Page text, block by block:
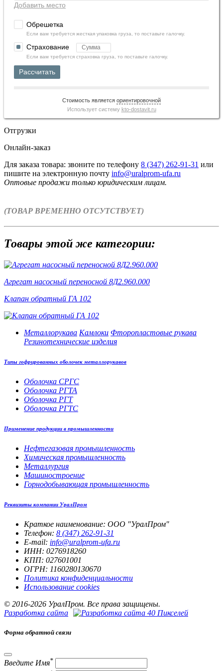
Добавить место
Обрешетка
Если вам требуется жесткая упаковка груза, то поставьте галочку.
Страхование
Если вам требуется страховка груза, то поставьте галочку.
Рассчитать
Стоимость является ориентировочной
Использует систему kto-dostavit.ru
Отгрузки
Онлайн-заказ
Для заказа товара: звоните по телефону 8 (347) 262‑91‑31 или
пишите на электронную почту info@uralprom-ufa.ru
Оптовые продажи только юридическим лицам.
(ТОВАР ВРЕМЕННО ОТСУТСТВУЕТ)
Товары этой же категории:
Агрегат насосный переносной 8Д2.960.000
Клапан обратный ГА 102
Металлорукава Камлоки Фторопластовые рукава
Резинотехнические изделия
Типы гофрированных оболочек металлорукавов
Оболочка СРГС
Оболочка РГТА
Оболочка РГТ
Оболочка РГТС
Применение продукции в промышленности
Нефтегазовая промышленность
Химическая промышленность
Металлургия
Машиностроение
Горнодобывающая промышленность
Реквизиты компании УралПром
Краткое наименование: ООО "УралПром"
Телефон: 8 (347) 262‑91‑31
E-mail: info@uralprom-ufa.ru
ИНН: 0276918260
КПП: 027601001
ОГРН: 1160280130670
Политика конфиденциальности
Использование cookies
© 2016-2026 УралПром. Все права защищены.
Разработка сайта
Форма обратной связи
Введите Имя*